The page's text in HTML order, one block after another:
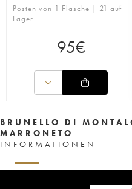
Posten von 1 Flasche | 21 auf
Lager
95€
BRUNELLO DI
MARRONETO
INFORMATIONEN